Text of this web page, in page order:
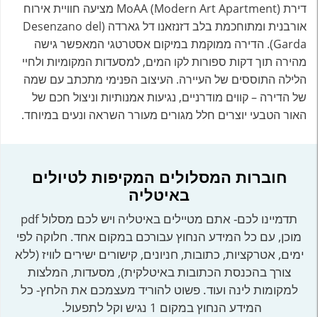
דירת MoAA (Modern Art Apartment) מציעה חוויית אירוח
אורבנית ומתוחכמת בלב דזנזאנו דל גארדה (Desenzano del
Garda). הדירה ממוקמת במיקום אסטרטגי המאפשר גישה
מהירה תוך דקות ספורות לקו המים, למסעדות המקומיות ולחיי
הלילה התוססים של העיירה. העיצוב הפנימי מתכתב עם שמה
של הדירה – קווים מודרניים, נגיעות אמנותיות וניצול חכם של
האור הטבעי יוצרים חלל מגורים מעורר השראה ונעים במיוחד.
חוברות המסלולים המקיפות לטיולים
באיטליה
תדמיינו לכם- אתם מטיילים באיטליה ויש לכם מסלול pdf
מוכן, עם כל המידע הנחוץ עבורכם במקום אחד. חלוקה לפי
ימים, אטרקציות, כתובות, חניונים, קישורים ישירים לוויז (ללא
צורך בהכנסת הכתובות באיטלקית), מסעדות, המלצות
למקומות לינה ועוד. פשוט להוריד מעצמכם את הלחץ- כל
המידע הנחוץ במקום 1 נגיש וקל לתפעול.